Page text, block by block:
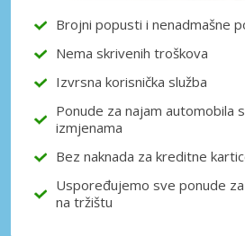
Brojni popusti i nenadmašne
Nema skrivenih troškova
Izvrsna korisnička služba
Ponude za najam automobila
izmjenama
Bez naknada za kreditne
Uspoređujemo sve ponude
na tržištu